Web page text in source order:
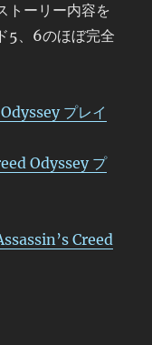
トーリー内容を
5、6のほぼ完全
プレイ
Odyssey プ
Creed